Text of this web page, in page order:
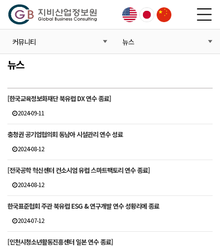
커뮤니티 뉴스
뉴스
[한국교육정보화재단 북유럽 DX 연수 종료]
2024-09-11
충청권 공기업협의회 동남아 시설관리 연수 성료
2024-08-12
[전국공학 혁신센터 컨소시엄 유럽 스마트팩토리 연수 종료]
2024-08-12
한국표준협회 주관 북유럽 ESG & 연구개발 연수 성황리에 종료
2024-07-12
[인천시청소년활동진흥센터 일본 연수 종료]